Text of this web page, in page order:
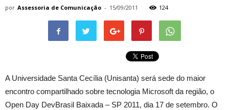
por Assessoria de Comunicação - 15/09/2011 124
A Universidade Santa Cecília (Unisanta) será sede do maior
encontro compartilhado sobre tecnologia Microsoft da região, o
Open Day DevBrasil Baixada – SP 2011, dia 17 de setembro. O